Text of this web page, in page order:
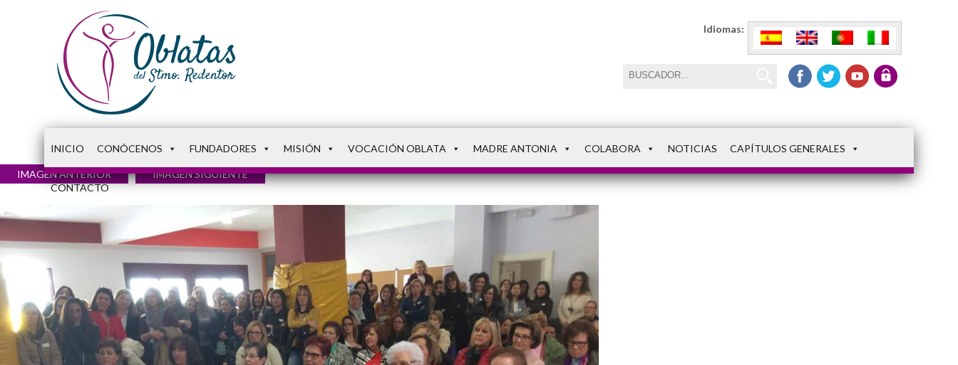
Idiomas:
INICIO CONÓCENOS FUNDADORES MISIÓN VOCACIÓN OBLATA MADRE ANTONIA COLABORA NOTICIAS CAPÍTULOS GENERALES
CONTACTO
IMAGEN ANTERIOR IMAGEN SIGUIENTE